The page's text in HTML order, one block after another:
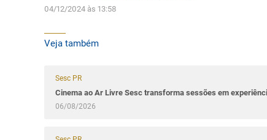
04/12/2024 às 13:58
Veja também
Sesc PR
Cinema ao Ar Livre Sesc transforma sessões em
06/08/2026